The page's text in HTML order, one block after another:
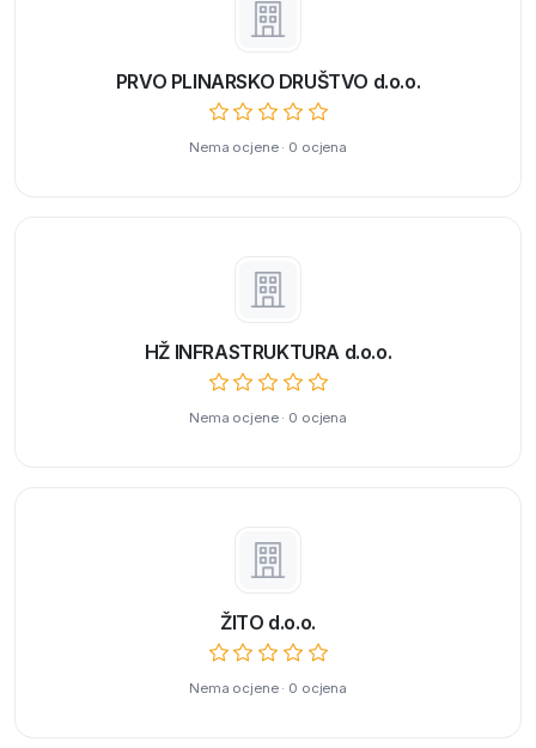
PRVO PLINARSKO DRUŠTVO d.o.o.
Nema ocjene · 0 ocjena
HŽ INFRASTRUKTURA d.o.o.
Nema ocjene · 0 ocjena
ŽITO d.o.o.
Nema ocjene · 0 ocjena